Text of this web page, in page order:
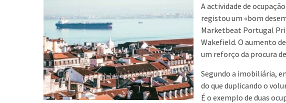
A actividade de
registou um «bom
Marketbeat Portugal
Wakefield. O aumento
um reforço da procura
Segundo a imobiliária,
do que duplicando o
É o exemplo de duas